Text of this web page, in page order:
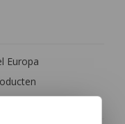
Europa